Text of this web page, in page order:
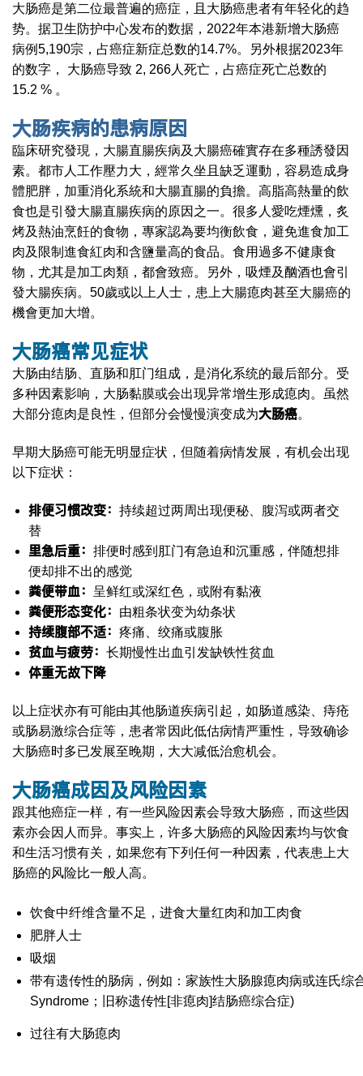
大肠癌是第二位最普遍的癌症，且大肠癌患者有年轻化的趋
势。据卫生防护中心发布的数据，2022年本港新增大肠癌
病例5,190宗，占癌症新症总数的14.7%。另外根据2023年
的数字， 大肠癌导致 2, 266人死亡，占癌症死亡总数的
15.2 % 。
大肠疾病的患病原因
臨床研究發現，大腸直腸疾病及大腸癌確實存在多種誘發因
素。都市人工作壓力大，經常久坐且缺乏運動，容易造成身
體肥胖，加重消化系統和大腸直腸的負擔。高脂高熱量的飲
食也是引發大腸直腸疾病的原因之一。很多人愛吃煙燻，炙
烤及熱油烹飪的食物，專家認為要均衡飲食，避免進食加工
肉及限制進食紅肉和含鹽量高的食品。食用過多不健康食
物，尤其是加工肉類，都會致癌。另外，吸煙及酗酒也會引
發大腸疾病。50歲或以上人士，患上大腸瘜肉甚至大腸癌的
機會更加大增。
大肠癌常见症状
大肠由结肠、直肠和肛门组成，是消化系统的最后部分。受
多种因素影响，大肠黏膜或会出现异常增生形成瘜肉。虽然
大部分瘜肉是良性，但部分会慢慢演变成为大肠癌。
早期大肠癌可能无明显症状，但随着病情发展，有机会出现
以下症状：
排便习惯改变： 持续超过两周出现便秘、腹泻或两者交
替
里急后重： 排便时感到肛门有急迫和沉重感，伴随想排
便却排不出的感觉
粪便带血： 呈鲜红或深红色，或附有黏液
粪便形态变化： 由粗条状变为幼条状
持续腹部不适： 疼痛、绞痛或腹胀
贫血与疲劳： 长期慢性出血引发缺铁性贫血
体重无故下降
以上症状亦有可能由其他肠道疾病引起，如肠道感染、痔疮
或肠易激综合症等，患者常因此低估病情严重性，导致确诊
大肠癌时多已发展至晚期，大大减低治愈机会。
大肠癌成因及风险因素
跟其他癌症一样，有一些风险因素会导致大肠癌，而这些因
素亦会因人而异。事实上，许多大肠癌的风险因素均与饮食
和生活习惯有关，如果您有下列任何一种因素，代表患上大
肠癌的风险比一般人高。
饮食中纤维含量不足，进食大量红肉和加工肉食
肥胖人士
吸烟
带有遗传性的肠病，例如：家族性大肠腺瘜肉病或连氏综
Syndrome；旧称遗传性[非瘜肉]结肠癌综合症)
过往有大肠瘜肉